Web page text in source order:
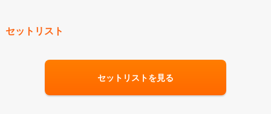
セットリスト
セットリストを見る